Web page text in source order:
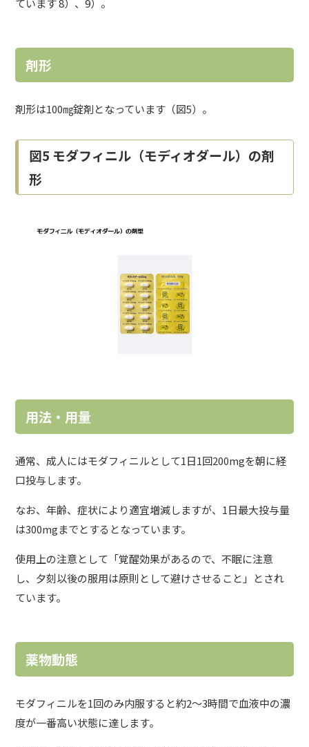
ています 8）、9）。
剤形
剤形は100㎎錠剤となっています（図5）。
図5 モダフィニル（モディオダール）の剤
形
用法・用量
通常、成人にはモダフィニルとして1日1回200mgを朝に経
口投与します。
なお、年齢、症状により適宜増減しますが、1日最大投与量
は300mgまでとするとなっています。
使用上の注意として「覚醒効果があるので、不眠に注意
し、夕刻以後の服用は原則として避けさせること」とされ
ています。
薬物動態
モダフィニルを1回のみ内服すると約2～3時間で血液中の濃
度が一番高い状態に達します。